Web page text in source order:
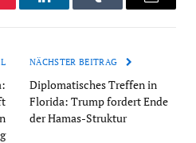
LinkedInTumblr Email
NÄCHSTER BEITRAG
Diplomatisches Treffen in
Florida: Trump fordert Ende
der Hamas-Struktur